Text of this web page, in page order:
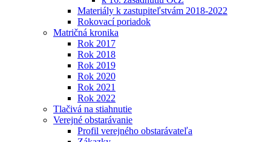
Materiály k zastupiteľstvám 2018-2022
Rokovací poriadok
Matričná kronika
Rok 2017
Rok 2018
Rok 2019
Rok 2020
Rok 2021
Rok 2022
Tlačivá na stiahnutie
Verejné obstarávanie
Profil verejného obstarávateľa